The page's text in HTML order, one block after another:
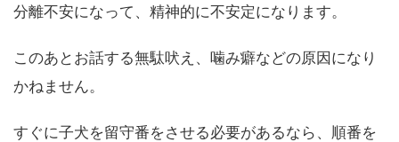
分離不安になって、精神的に不安定になります。
このあとお話する無駄吠え、噛み癖などの原因になり
かねません。
すぐに子犬を留守番をさせる必要があるなら、順番を